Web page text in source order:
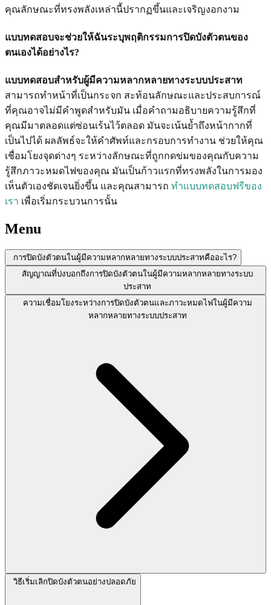
คุณลักษณะที่ทรงพลังเหล่านี้ปรากฏขึ้นและเจริญงอกงาม
แบบทดสอบจะช่วยให้ฉันระบุพฤติกรรมการปิดบังตัวตนของ
ตนเองได้อย่างไร?
แบบทดสอบสำหรับผู้มีความหลากหลายทางระบบประสาท
สามารถทำหน้าที่เป็นกระจก สะท้อนลักษณะและประสบการณ์
ที่คุณอาจไม่มีคำพูดสำหรับมัน เมื่อคำถามอธิบายความรู้สึกที่
คุณมีมาตลอดแต่ซ่อนเร้นไว้ตลอด มันจะเน้นย้ำถึงหน้ากากที่
เป็นไปได้ ผลลัพธ์จะให้คำศัพท์และกรอบการทำงาน ช่วยให้คุณ
เชื่อมโยงจุดต่างๆ ระหว่างลักษณะที่ถูกกดข่มของคุณกับความ
รู้สึกภาวะหมดไฟของคุณ มันเป็นก้าวแรกที่ทรงพลังในการมอง
เห็นตัวเองชัดเจนยิ่งขึ้น และคุณสามารถ ทำแบบทดสอบฟรีของ
เรา เพื่อเริ่มกระบวนการนั้น
Menu
การปิดบังตัวตนในผู้มีความหลากหลายทางระบบประสาทคืออะไร?
สัญญาณที่บ่งบอกถึงการปิดบังตัวตนในผู้มีความหลากหลายทางระบบ
ประสาท
ความเชื่อมโยงระหว่างการปิดบังตัวตนและภาวะหมดไฟในผู้มีความ
หลากหลายทางระบบประสาท
วิธีเริ่มเลิกปิดบังตัวตนอย่างปลอดภัย